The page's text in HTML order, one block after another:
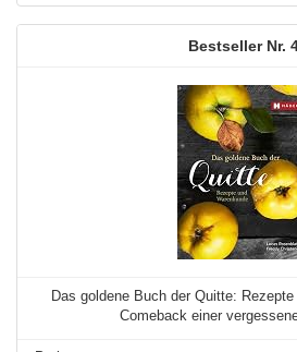
Das goldene Buch der Quitte:
Comeback einer